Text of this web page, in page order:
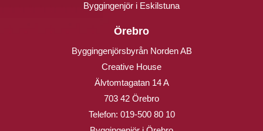
Byggingenjör i Eskilstuna
Örebro
Byggingenjörsbyrån Norden AB
Creative House
Älvtomtagatan 14 A
703 42 Örebro
Telefon: 019-500 80 10